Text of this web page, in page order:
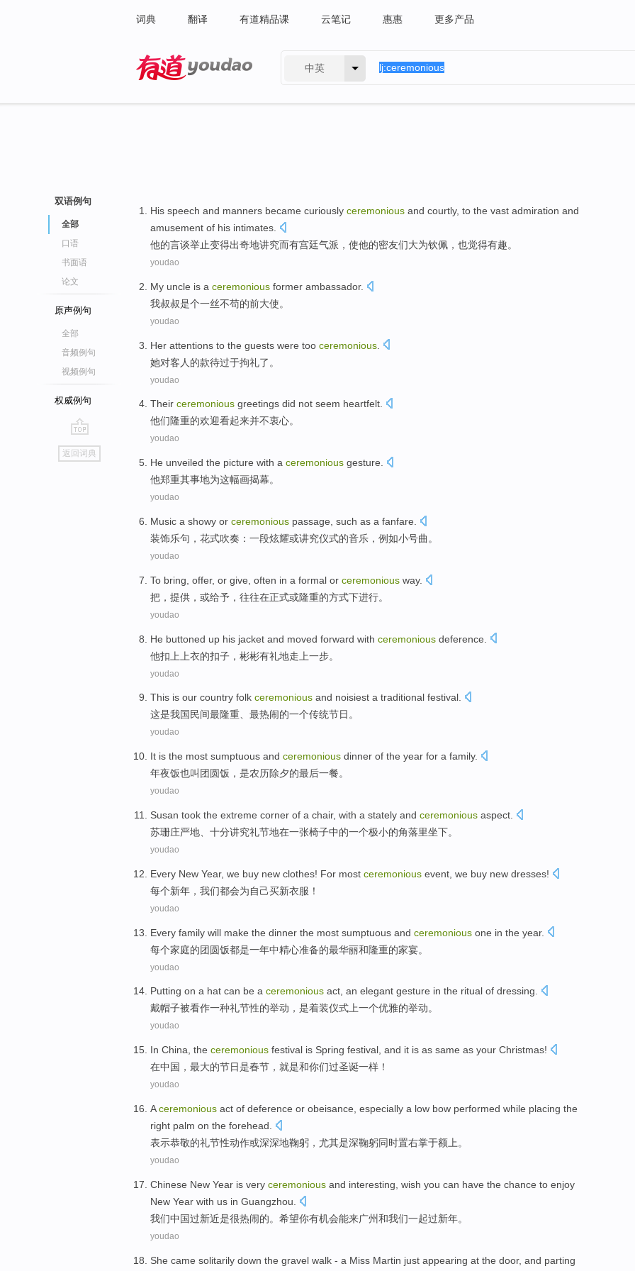
词典 翻译 有道精品课 云笔记 惠惠 更多产品
中英
双语例句
全部
口语
书面语
论文
原声例句
全部
音频例句
视频例句
权威例句
go
top
返回词典
His speech and manners became curiously ceremonious and courtly, to the vast admiration and
amusement of his intimates
他的言谈举止变得出奇地讲究而有宫廷气派 ，使他的密友们大为钦佩 ，也觉得有趣。
youdao
My uncle is a ceremonious former ambassador.
我叔叔是个一丝不苟的前大使。
youdao
Her attentions to the guests were too ceremonious
她对客人 的款待过于拘礼了。
youdao
Their ceremonious greetings did not seem heartfelt.
他们隆重的欢迎看起来并不衷心。
youdao
He unveiled the picture with a ceremonious gesture
他郑重其事地为这幅画揭幕。
youdao
Music a showy or ceremonious passage such as a fanfare
装饰乐句，花式吹奏： 一段炫耀或讲究仪式的音乐 ， 例如小号曲。
youdao
To bring offer, or give often in a formal or ceremonious way.
把 ， 提供 ， 或给予 ， 往往在正式或隆重的方式下进行。
youdao
He buttoned up his jacket and moved forward with ceremonious deference.
他扣 上 上衣的扣子， 彬彬有礼地走上一步。
youdao
This is our country folk ceremonious and noisiest a traditional festival.
这是我国民间最隆重、 最热闹的一个传统节日。
youdao
It is the most sumptuous and ceremonious dinner of the year for a family.
年夜饭也叫 团圆饭 ， 是农历除夕的最后一餐。
youdao
Susan took the extreme corner of a chair, with a stately and ceremonious aspect.
苏珊庄严地、十分讲究礼节地在一张椅子中的一个极小的角落里坐下。
youdao
Every New Year, we buy new clothes! For most ceremonious event, we buy new dresses!
每个新年 ， 我们都会为自己买新衣服 ！
youdao
Every family will make the dinner the most sumptuous and ceremonious one in the year.
每个家庭的团圆饭都是一年中精心准备的最华丽和隆重的家宴。
youdao
Putting on a hat can be a ceremonious act, an elegant gesture in the ritual of dressing.
戴帽子被看作一种礼节性的举动 ，是着装仪式上一个优雅的举动。
youdao
In China , the ceremonious festival is Spring festival and it is as same as your Christmas!
在中国 ，最大的节日是春节 ， 就是和你们过圣诞一样 ！
youdao
Aceremonious act of deference or obeisance especially a low bow performed while placing the
right palm on the forehead
表示恭敬的礼节性动作或深深地鞠躬 ， 尤其是深鞠躬同时置右掌于额上。
youdao
Chinese New Year is very ceremonious and interesting, wish you can have the chance to enjoy
New Year with us in Guangzhou
我们中国过新近是很热闹的。 希望你有机会能来广州和我们一起过新年。
youdao
She came solitarily down the gravel walk - a Miss Martin just appearing at the door, and parting